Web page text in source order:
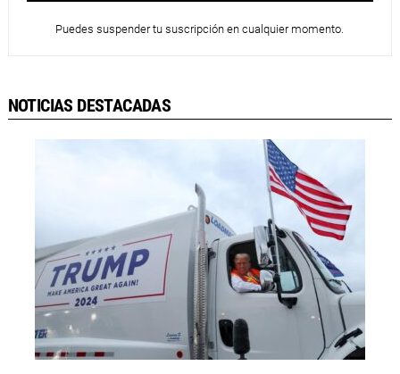
Puedes suspender tu suscripción en cualquier momento.
NOTICIAS DESTACADAS